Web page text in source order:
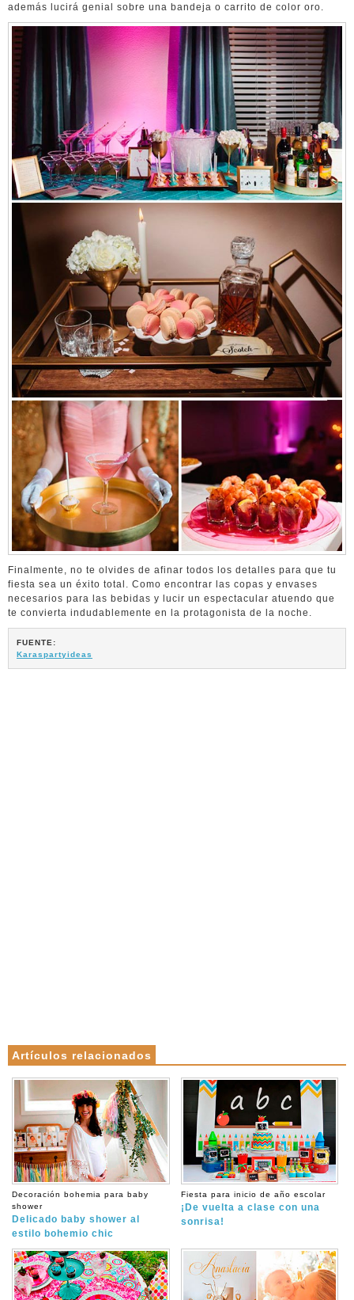
además lucirá genial sobre una bandeja o carrito de color oro.
Finalmente, no te olvides de afinar todos los detalles para que tu
fiesta sea un éxito total. Como encontrar las copas y envases
necesarios para las bebidas y lucir un espectacular atuendo que
te convierta indudablemente en la protagonista de la noche.
FUENTE:
Karaspartyideas
Artículos relacionados
Decoración bohemia para baby
shower
Delicado baby shower al
estilo bohemio chic
Fiesta para inicio de año escolar
¡De vuelta a clase con una
sonrisa!